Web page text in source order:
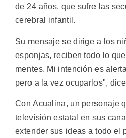
de 24 años, que sufre las
cerebral infantil.
Su mensaje se dirige a los
esponjas, reciben todo lo
mentes. Mi intención es
pero a la vez ocuparlos",
Con Acualina, un personaje
televisión estatal en sus
extender sus ideas a todo el